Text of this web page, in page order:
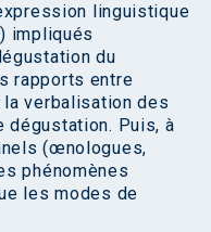
linguistique
impliqués
du
rapports entre
verbalisation des
dégustation. Puis, à
(œnologues,
phénomènes
les modes de